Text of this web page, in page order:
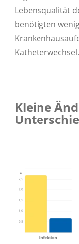
Lebensqualität
benötigten
Katheterwechsel.
Kleine